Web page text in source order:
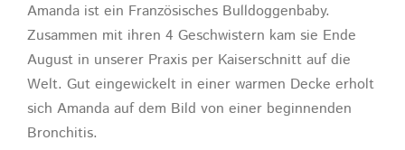
Amanda ist ein Französisches Bulldoggenbaby.
Zusammen mit ihren 4 Geschwistern kam sie Ende
August in unserer Praxis per Kaiserschnitt auf die
Welt. Gut eingewickelt in einer warmen Decke erholt
sich Amanda auf dem Bild von einer beginnenden
Bronchitis.